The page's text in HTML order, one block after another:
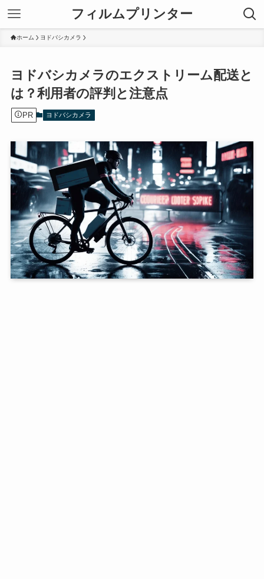
フィルムプリンター
ホーム ヨドバシカメラ
ヨドバシカメラのエクストリーム配送と
は？利用者の評判と注意点
PR ヨドバシカメラ